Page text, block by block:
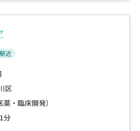
駅近
区
・臨床開発）
分